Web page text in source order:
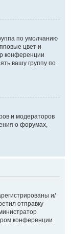
по умолчанию
цвет и
конференции
вашу группу по
и модераторов
о форумах,
и/
отправку
конференции